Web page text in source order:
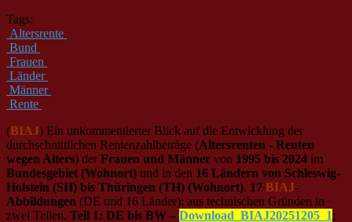
Tags:
Altersrente
Bund
Frauen
Länder
Männer
Rente
(BIAJ) Ein unkommentierter Blick auf die Entwicklung der
durchschnittlichen Rentenzahlbeträge (Altersrenten - Renten
wegen Alters) der Frauen und Männer von 1995 bis 2024 im
Bundesgebiet (Wohnort) und in den 16 Ländern von Schleswig-
Holstein (SH) bis Thüringen (TH) (Wohnort). 17 BIAJ-
Abbildungen (DE und 16 Länder): aus technischen Gründen in
zwei Teilen. Teil 1: DE bis BW – Download_BIAJ20251205_1;